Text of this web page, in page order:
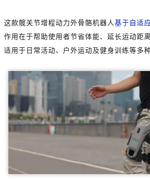
这款髋关节增程动力外骨骼机器人基于自适
作用在于帮助使用者节省体能、延长运动距
适用于日常活动、户外运动及健身训练等多种